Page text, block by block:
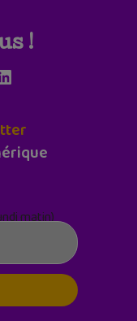
!
matin)